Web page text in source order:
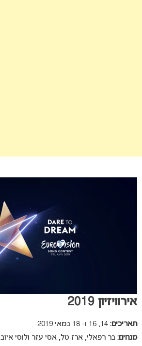
אירוויזיון 2019
תאריכים:
מנחים: בר רפאלי, ארז טל, אסי עזר ולוסי איוב